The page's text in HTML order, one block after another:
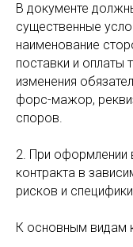
В документе
существенные
наименование
поставки и оплаты
изменения
форс-мажор,
споров.
2. При оформлении
контракта в
рисков и
К основным видам